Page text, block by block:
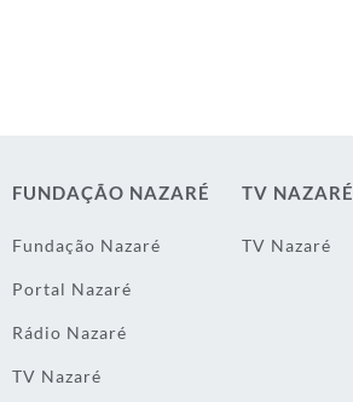
FUNDAÇÃO NAZARÉ
Fundação Nazaré
Portal Nazaré
Rádio Nazaré
TV Nazaré
TV NAZARÉ
TV Nazaré